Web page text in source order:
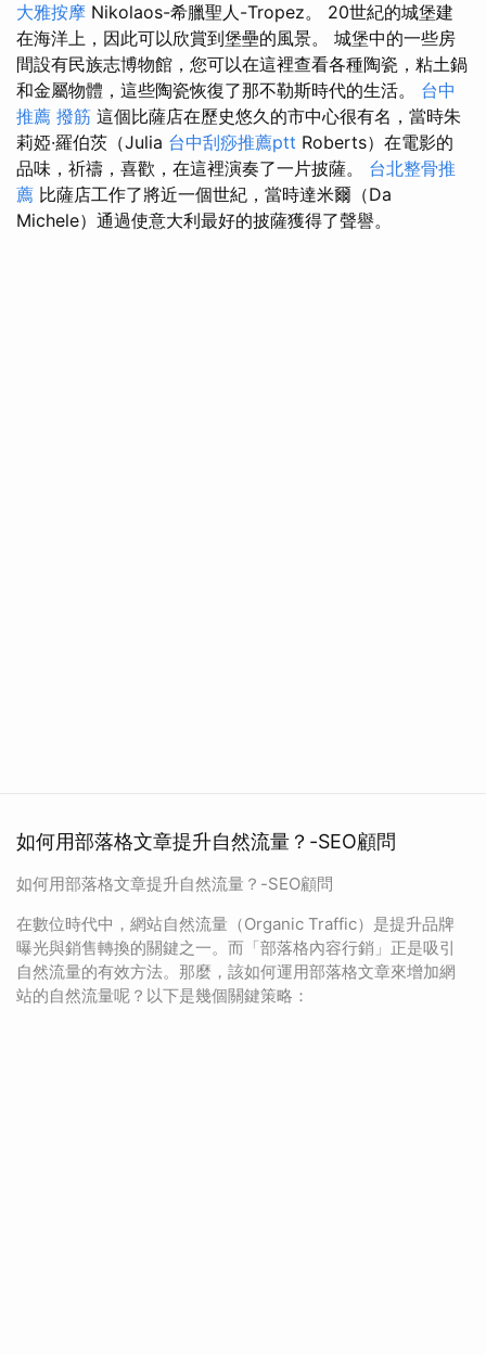
大雅按摩 Nikolaos-希臘聖人-Tropez。 20世紀的城堡建
在海洋上，因此可以欣賞到堡壘的風景。 城堡中的一些房
間設有民族志博物館，您可以在這裡查看各種陶瓷，粘土鍋
和金屬物體，這些陶瓷恢復了那不勒斯時代的生活。 台中
推薦 撥筋 這個比薩店在歷史悠久的市中心很有名，當時朱
莉婭·羅伯茨（Julia 台中刮痧推薦ptt Roberts）在電影的
品味，祈禱，喜歡，在這裡演奏了一片披薩。 台北整骨推
薦 比薩店工作了將近一個世紀，當時達米爾（Da
Michele）通過使意大利最好的披薩獲得了聲譽。
如何用部落格文章提升自然流量？-SEO顧問
如何用部落格文章提升自然流量？-SEO顧問
在數位時代中，網站自然流量（Organic Traffic）是提升品牌
曝光與銷售轉換的關鍵之一。而「部落格內容行銷」正是吸引
自然流量的有效方法。那麼，該如何運用部落格文章來增加網
站的自然流量呢？以下是幾個關鍵策略：